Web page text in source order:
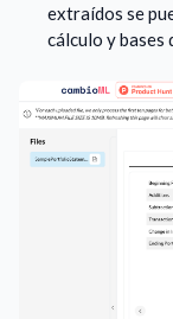
extraídos se
cálculo y bases